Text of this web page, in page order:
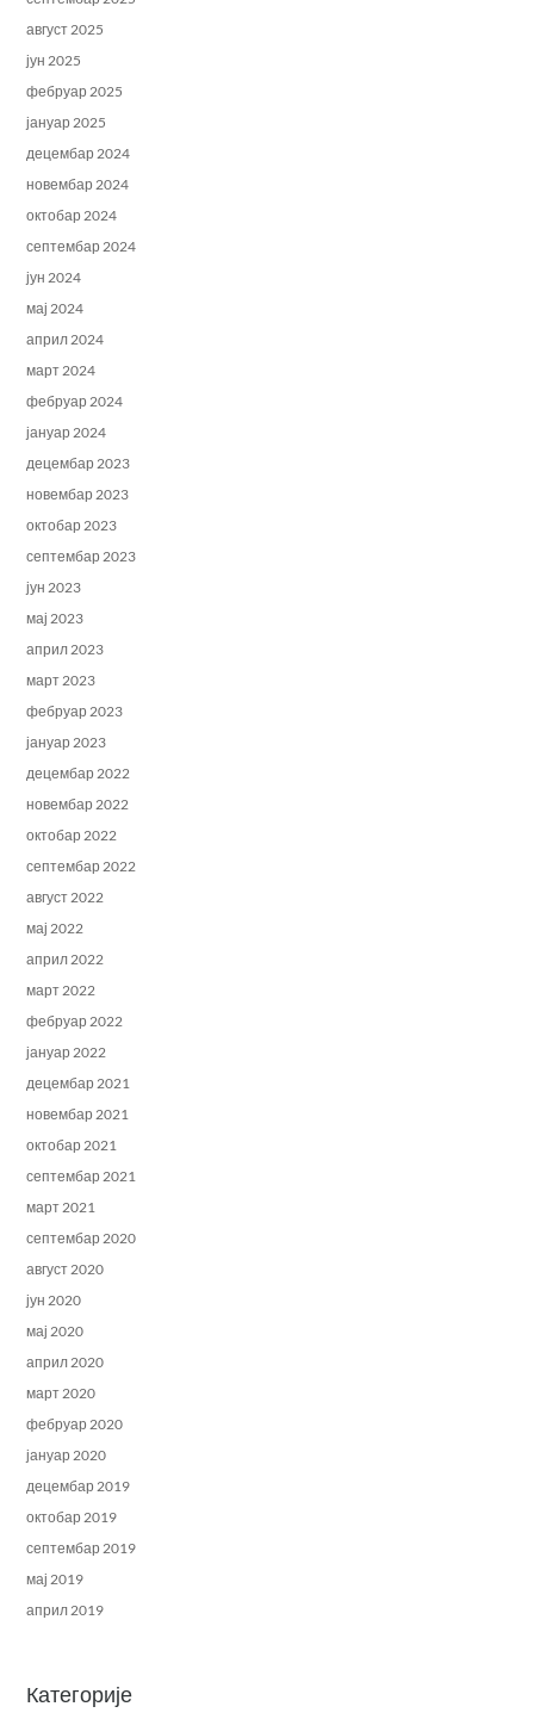
август 2025
јун 2025
фебруар 2025
јануар 2025
децембар 2024
новембар 2024
октобар 2024
септембар 2024
јун 2024
мај 2024
април 2024
март 2024
фебруар 2024
јануар 2024
децембар 2023
новембар 2023
октобар 2023
септембар 2023
јун 2023
мај 2023
април 2023
март 2023
фебруар 2023
јануар 2023
децембар 2022
новембар 2022
октобар 2022
септембар 2022
август 2022
мај 2022
април 2022
март 2022
фебруар 2022
јануар 2022
децембар 2021
новембар 2021
октобар 2021
септембар 2021
март 2021
септембар 2020
август 2020
јун 2020
мај 2020
април 2020
март 2020
фебруар 2020
јануар 2020
децембар 2019
октобар 2019
септембар 2019
мај 2019
април 2019
Категорије